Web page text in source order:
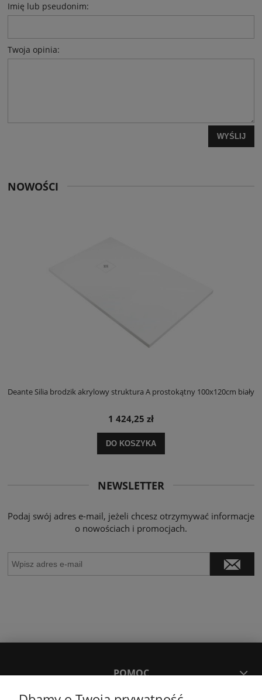
Imię lub pseudonim:
Twoja opinia:
WYŚLIJ
NOWOŚCI
Deante Silia brodzik akrylowy struktura A prostokątny 100x120cm biały
1 424,25 zł
DO KOSZYKA
NEWSLETTER
Podaj swój adres e-mail, jeżeli chcesz otrzymywać informacje
o nowościach i promocjach.
POMOC